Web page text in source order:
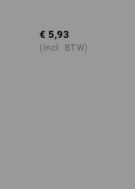
€ 5,93
(incl. BTW)